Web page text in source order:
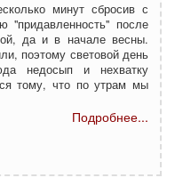
минут сбросив с
"придавленность" после
да и в начале весны.
поэтому световой день
недосып и нехватку
тому, что по утрам мы
Подробнее...